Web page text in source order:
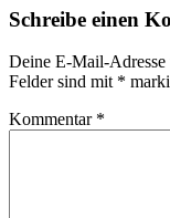
Schreibe einen
Deine E-Mail-
Felder sind mit *
Kommentar *